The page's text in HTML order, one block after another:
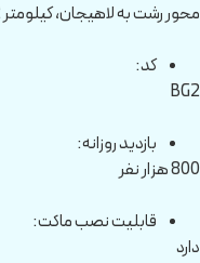
محور رشت به لاهیجان، کیلومتر 12 محور، جنب رستوران بلدرچین
کد:
BG2
بازدید روزانه:
800 هزار نفر
قابلیت نصب ماکت:
دارد